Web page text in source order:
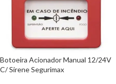
Botoeira Acionador Manual 12/24V
C/ Sirene Segurimax